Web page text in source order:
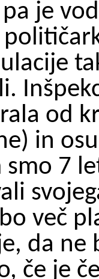
je
od
in
smo 7
več
da
če je